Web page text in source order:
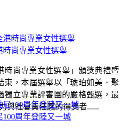
時尚專業女性選舉
時尚專業女性選舉」頒獎典禮暨
束，本屆選舉以「琥珀如美．聚
獨立專業評審團的嚴格甄選，最
與社會責任感的得獎者......
100周年登陸又一城